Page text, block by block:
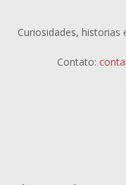
Curiosidades, historias
Contato: